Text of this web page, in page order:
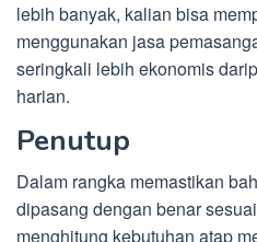
lebih banyak, kalian bisa
menggunakan jasa
seringkali lebih ekonomis
harian.
Penutup
Dalam rangka memastikan
dipasang dengan benar
menghitung kebutuhan atap